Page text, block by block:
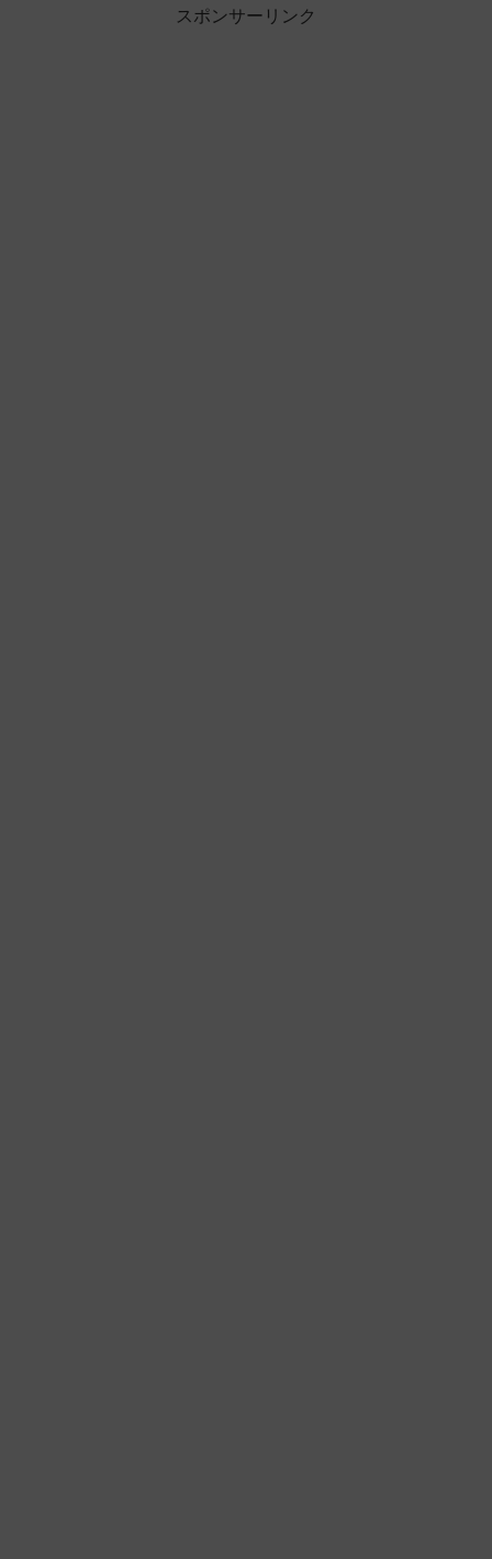
スポンサーリンク